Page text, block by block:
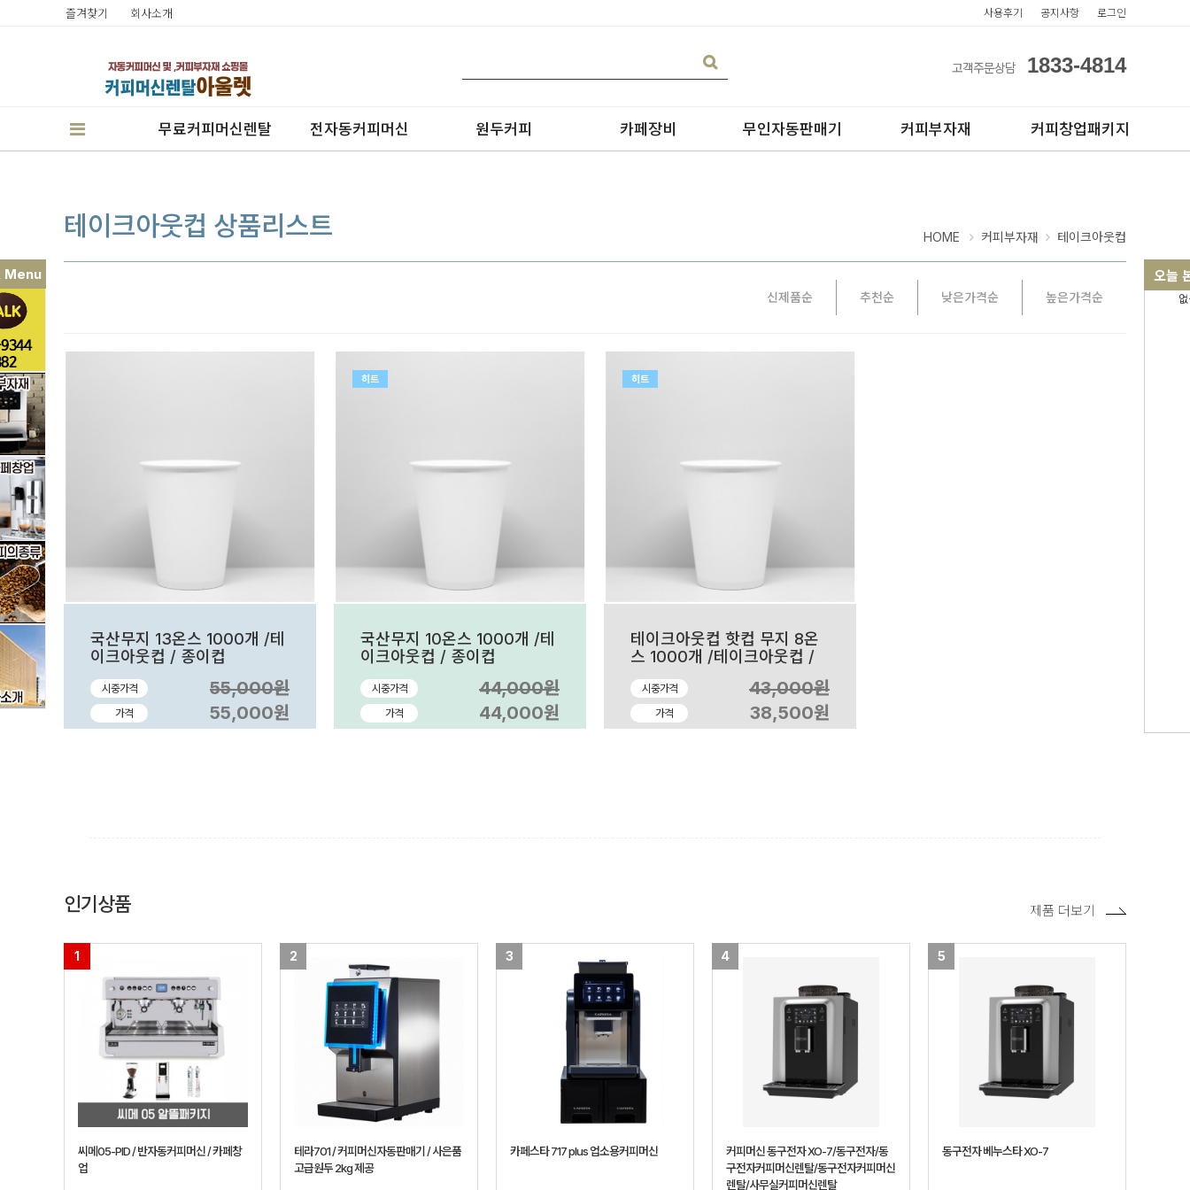
즐겨찾기 회사소개 사용후기 공지사항 로그인
고객주문상담 1833-4814
무료커피머신렌탈 전자동커피머신 원두커피 카페장비
제빙기
CAN 캔시머 캔실링기
무인자동판매기 커피부자재
아이스컵
커피창업패키지
전자동카페창업페키지
Menu 오늘
테이크아웃컵 상품리스트 HOME 커피부자재 테이크아웃컵
신제품순 추천순 낮은가격순 높은가격순
국산무지 13온스 1000개 /테
이크아웃컵 / 종이컵
시중가격 55,000원
가격 55,000원
국산무지 10온스 1000개 /테
이크아웃컵 / 종이컵
시중가격 44,000원
가격 44,000원
히트
테이크아웃컵 핫컵 무지 8온
스 1000개 /테이크아웃컵 /
시중가격 43,000원
가격 38,500원
히트
인기상품
1
씨메05-PID / 반자동커피머신 / 카페창
업
2
테라701 / 커피머신자동판매기 / 사은품
고급원두 2kg 제공
3
카페스타 717 plus 업소용커피머신
4
커피머신 동구전자 XO-7/동구전자/동
구전자커피머신렌탈/동구전자커피머신
렌탈/사무실커피머신렌탈
5
동구전자 베누스타 XO-7
제품 더보기